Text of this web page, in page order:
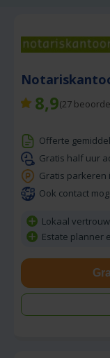
8,9(27
Offerte
Gratis half uur
Gratis parkeren
Ook contact
Lokaal
Estate planner